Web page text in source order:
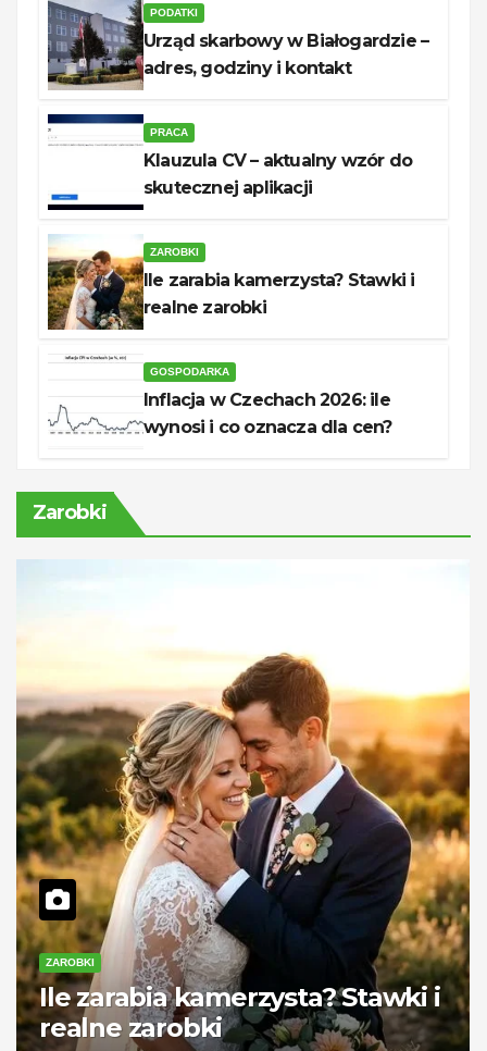
PODATKI
Urząd skarbowy w Białogardzie –
adres, godziny i kontakt
PRACA
Klauzula CV – aktualny wzór do
skutecznej aplikacji
ZAROBKI
Ile zarabia kamerzysta? Stawki i
realne zarobki
GOSPODARKA
Inflacja w Czechach 2026: ile
wynosi i co oznacza dla cen?
Zarobki
ZAROBKI
Ile zarabia kamerzysta? Stawki i
realne zarobki